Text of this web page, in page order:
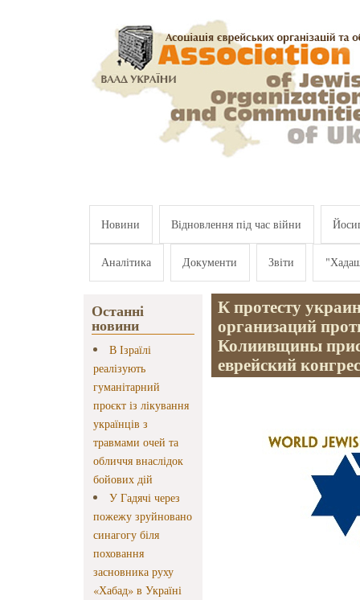
Новини Відновлення під час війни
Аналітика Документи Звіти
Останні
новини
В Ізраїлі
реалізують
гуманітарний
проєкт із лікування
українців з
травмами очей та
обличчя внаслідок
бойових дій
У Гадячі через
пожежу зруйновано
синагогу біля
поховання
засновника руху
«Хабад» в Україні
К протесту
организаций
Колиивщины
еврейский